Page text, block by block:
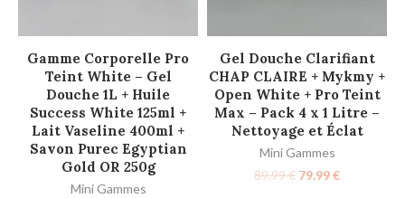
AJOUTER AU PANIER
Gamme Corporelle Pro
Teint White – Gel
Douche 1L + Huile
Success White 125ml +
Lait Vaseline 400ml +
Savon Purec Egyptian
Gold OR 250g
Mini Gammes
AJOUTER AU PANIER
Gel Douche Clarifiant
CHAP CLAIRE + Mykmy +
Open White + Pro Teint
Max – Pack 4 x 1 Litre –
Nettoyage et Éclat
Mini Gammes
89.99€ 79.99€